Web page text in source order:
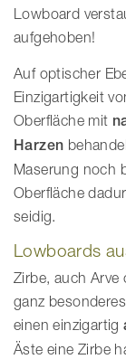
Lowboard
aufgehoben!
Auf optischer
Einzigartigkeit
Oberfläche mit
Harzen
Maserung noch
Oberfläche
seidig.
Lowboards
Zirbe, auch Arve
ganz
einen einzigartig
Äste eine Zirbe